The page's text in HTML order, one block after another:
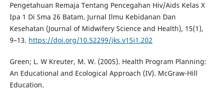
Pengetahuan Remaja Tentang Pencegahan Hiv/Aids Kelas X
Ipa 1 Di Sma 26 Batam. Jurnal Ilmu Kebidanan Dan
Kesehatan (Journal of Midwifery Science and Health), 15(1),
9–13. https://doi.org/10.52299/jks.v15i1.202
Green; L. W Kreuter, M. W. (2005). Health Program Planning:
An Educational and Ecological Approach (IV). McGraw-Hill
Education.